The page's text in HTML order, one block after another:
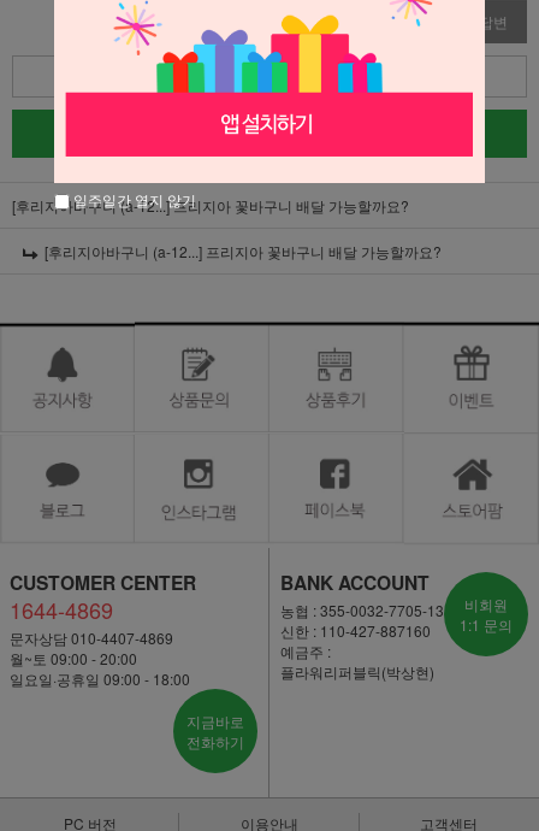
수정 삭제 답변
글쓰기
[후리지아바구니 (a-12...]프리지아 꽃바구니 배달 가능할까요?
[후리지아바구니 (a-12...] 프리지아 꽃바구니 배달 가능할까요?
CUSTOMER CENTER
1644-4869
문자상담 010-4407-4869
월~토 09:00 - 20:00
일요일·공휴일 09:00 - 18:00
지금바로
전화하기
BANK ACCOUNT
농협 : 355-0032-7705-13
신한 : 110-427-887160
예금주 :
플라워리퍼블릭(박상현)
비회원
1:1 문의
PC 버전 이용안내 고객센터
일주일간 열지 않기